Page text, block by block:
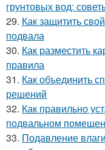
грунтовых вод:
29. Как защитить
подвала
30. Как разместить
правила
31. Как объединить
решений
32. Как правильно
подвальном
33. Подавление